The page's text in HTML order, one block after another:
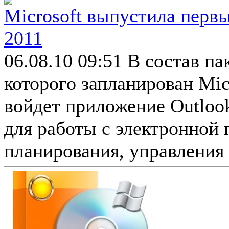
Microsoft выпустила
2011
06.08.10 09:51 В состав
которого запланирован
войдет приложение
для работы с электронной
планирования,